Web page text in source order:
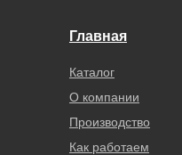
Каталог
О компании
Производство
Как работаем
Главная